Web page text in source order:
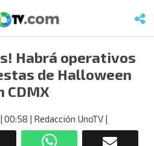
Habrá operativos
de Halloween
CDMX
| 00:58 | Redacción UnoTV|